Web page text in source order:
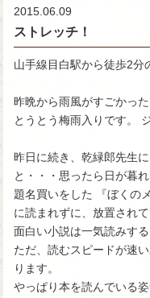
2015.06.09
ストレッチ！
山手線目白駅から徒歩2
昨晩から雨風がすごかった
とうとう梅雨入りです。
昨日に続き、乾緑郎先生
と・・・思ったら日が暮れ
題名買いをした 『ぼくの
に読まれずに、放置されて
面白い小説は一気読みする
ただ、読むスピードが速
ります。
やっぱり本を読んでいる